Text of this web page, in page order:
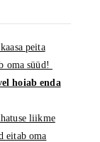
peita
oma süüd!
hoiab enda
liikme
eitab oma